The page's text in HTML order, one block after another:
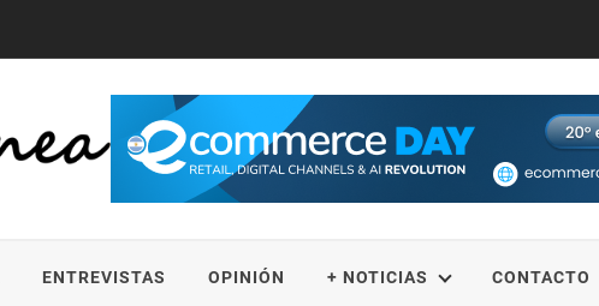
ENTREVISTAS OPINIÓN + NOTICIAS CONTACTO